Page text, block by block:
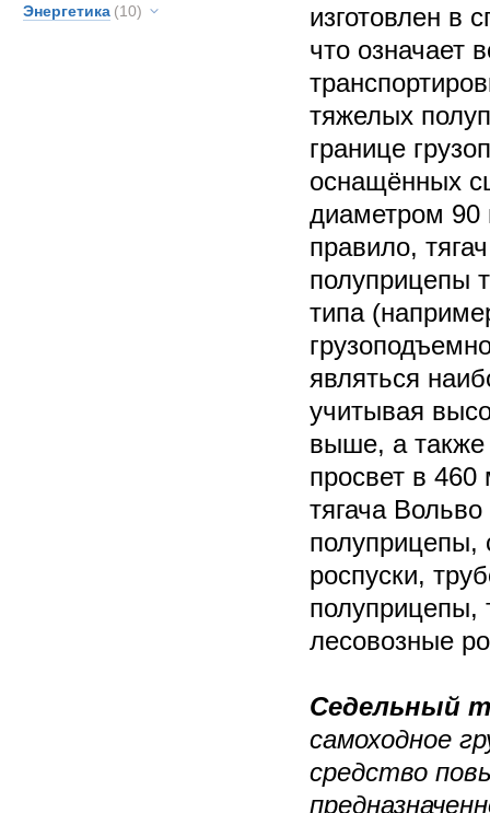
Энергетика (10)
изготовлен в
что означает
тяжелых
границе
оснащённых
диаметром
правило,
полуприцепы
типа
являться
учитывая
выше, а
просвет в
тягача
полуприцепы,
роспуски,
полуприцепы,
лесовозные
Седельный
самоходное
средство